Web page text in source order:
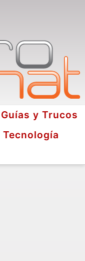
Guías y Trucos
Tecnología